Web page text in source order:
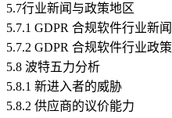
5.7行业新闻与政策地区
5.7.1 GDPR 合规软件行业新闻
5.7.2 GDPR 合规软件行业政策
5.8 波特五力分析
5.8.1 新进入者的威胁
5.8.2 供应商的议价能力